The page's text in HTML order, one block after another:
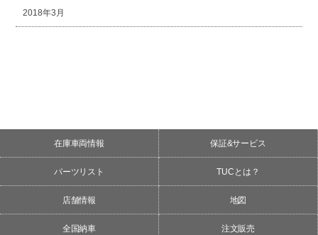
2018年3月
在庫車両情報 保証&サービス
パーツリスト TUCとは？
店舗情報 地図
全国納車 注文販売